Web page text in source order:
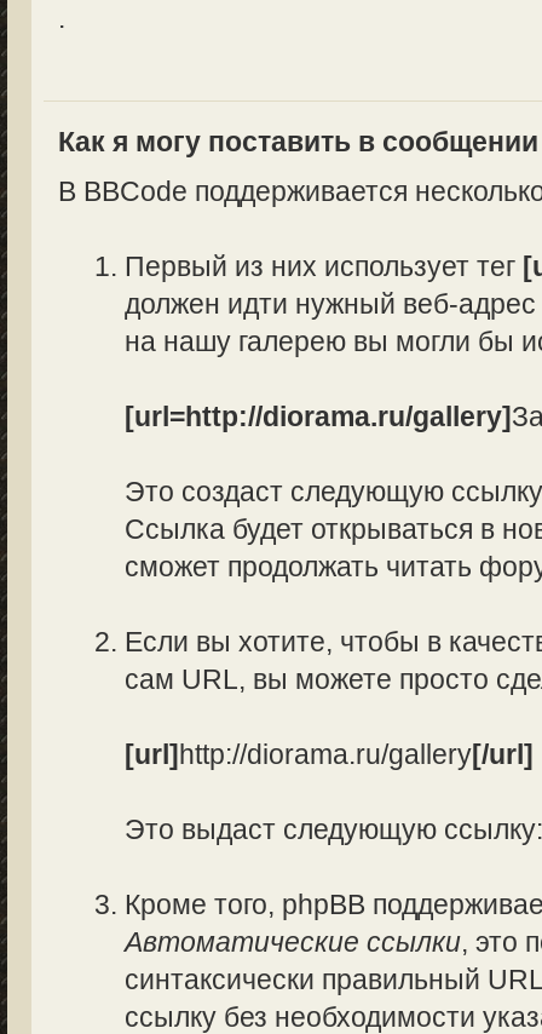
.
Как я могу поставить в
В BBCode поддерживается
Первый из них использует тег
должен идти нужный веб-
на нашу галерею вы могли бы
[url=http://diorama.ru/gallery]
Это создаст следующую
Ссылка будет открываться в
сможет продолжать читать
Если вы хотите, чтобы в
сам URL, вы можете просто
[url]http://diorama.ru/gallery[/url]
Это выдаст следующую
Кроме того, phpBB
Автоматические ссылки, это
синтаксически правильный
ссылку без необходимости